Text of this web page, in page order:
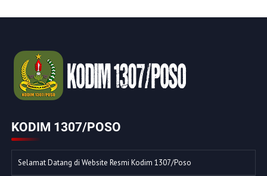
KODIM 1307/POSO
Selamat Datang di Website Resmi Kodim 1307/Poso